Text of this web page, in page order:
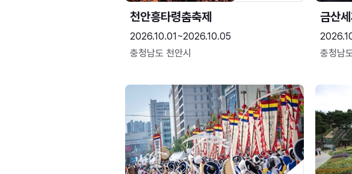
천안흥타령춤축제
2026.10.01~2026.10.05
충청남도 천안시
금산
충청남